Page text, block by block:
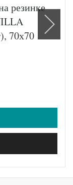
резинке
70х70